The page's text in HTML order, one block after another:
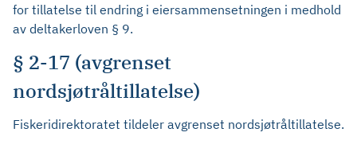
for tillatelse til endring i eiersammensetningen i medhold
av deltakerloven § 9.
§ 2-17 (avgrenset
nordsjøtråltillatelse)
Fiskeridirektoratet tildeler avgrenset nordsjøtråltillatelse.